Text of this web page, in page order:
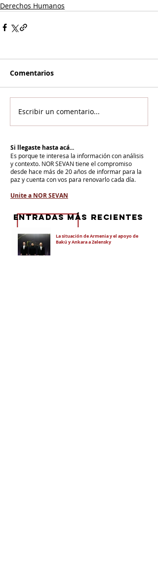
Derechos Humanos
Comentarios
Escribir un comentario...
Si llegaste hasta acá...
Es porque te interesa la información con análisis
y contexto. NOR SEVAN tiene el compromiso
desde hace más de 20 años de informar para la
paz y cuenta con vos para renovarlo cada día.
Unite a NOR SEVAN
La situación de Armenia y el apoyo de
Bakú y Ankara a Zelensky
eNTRADAS MÁS RECIENTES